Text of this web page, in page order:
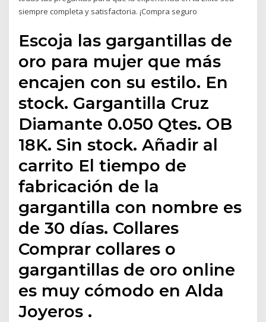
siempre completa y satisfactoria. ¡Compra seguro
Escoja las gargantillas de
oro para mujer que más
encajen con su estilo. En
stock. Gargantilla Cruz
Diamante 0.050 Qtes. OB
18K. Sin stock. Añadir al
carrito El tiempo de
fabricación de la
gargantilla con nombre es
de 30 días. Collares
Comprar collares o
gargantillas de oro online
es muy cómodo en Alda
Joyeros .